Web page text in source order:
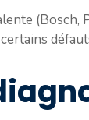
(Bosch,